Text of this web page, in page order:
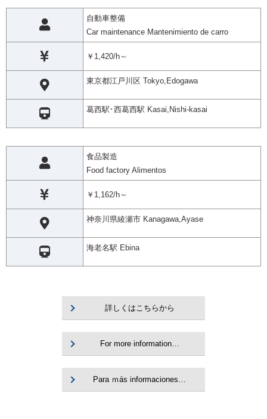
自動車整備
Car maintenance Mantenimiento de carro
￥1,420/h～
東京都江戸川区 Tokyo,Edogawa
葛西駅･西葛西駅 Kasai,Nishi-kasai
食品製造
Food factory Alimentos
￥1,162/h～
神奈川県綾瀬市 Kanagawa,Ayase
海老名駅 Ebina
詳しくはこちらから
For more information…
Para ｍás informaciones…